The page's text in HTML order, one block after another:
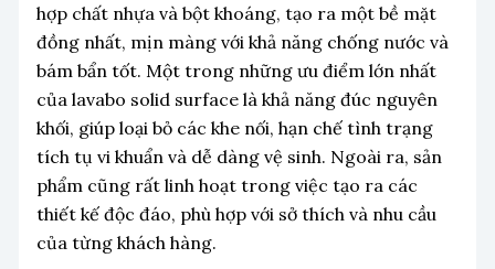
hợp chất nhựa và bột khoáng, tạo ra một bề mặt
đồng nhất, mịn màng với khả năng chống nước và
bám bẩn tốt. Một trong những ưu điểm lớn nhất
của lavabo solid surface là khả năng đúc nguyên
khối, giúp loại bỏ các khe nối, hạn chế tình trạng
tích tụ vi khuẩn và dễ dàng vệ sinh. Ngoài ra, sản
phẩm cũng rất linh hoạt trong việc tạo ra các
thiết kế độc đáo, phù hợp với sở thích và nhu cầu
của từng khách hàng.